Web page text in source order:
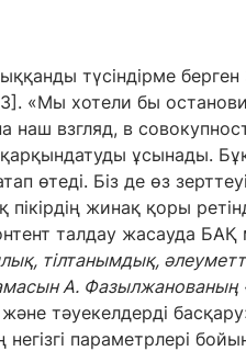
түсіндірме
«Мы хотели бы
наш взгляд, в
ұсынады.
Біз де өз
жинақ қоры
талдау жасауда БАҚ
тілтанымдық,
А. Фазылжанованың
және тәуекелдерді
параметрлері